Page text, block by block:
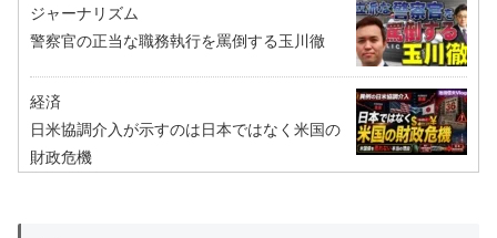
ジャーナリズム
警察官の正当な職務執行を罵倒する玉川徹
経済
日米協調介入が示すのは日本ではなく米国の
財政危機